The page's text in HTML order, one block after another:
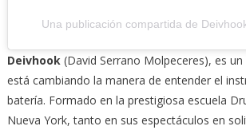
Una publicación compartida de
Deivhook(David Serrano Molpeceres), es
está cambiando la manera de entender el
batería. Formado en la prestigiosa escuela
Nueva York, tanto en sus espectáculos en